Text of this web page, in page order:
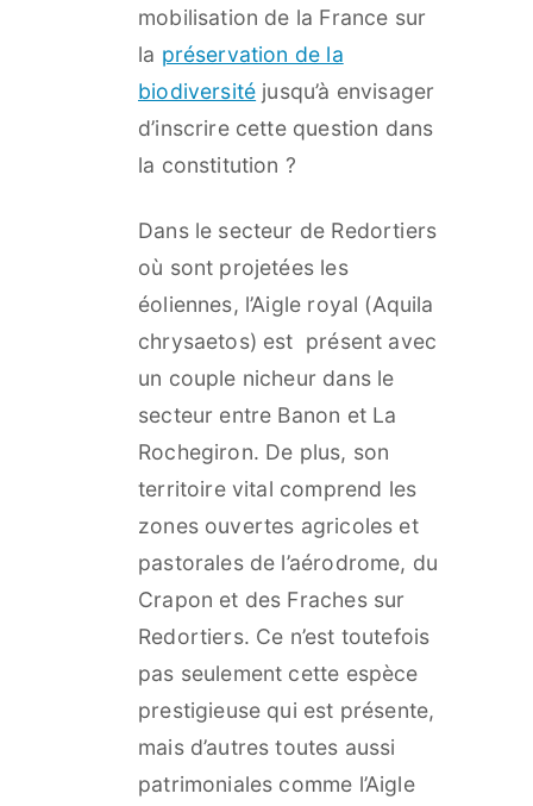
mobilisation de la France sur
la préservation de la
biodiversité jusqu’à envisager
d’inscrire cette question dans
la constitution ?
Dans le secteur de Redortiers
où sont projetées les
éoliennes, l’Aigle royal (Aquila
chrysaetos) est présent avec
un couple nicheur dans le
secteur entre Banon et La
Rochegiron. De plus, son
territoire vital comprend les
zones ouvertes agricoles et
pastorales de l’aérodrome, du
Crapon et des Fraches sur
Redortiers. Ce n’est toutefois
pas seulement cette espèce
prestigieuse qui est présente,
mais d’autres toutes aussi
patrimoniales comme l’Aigle